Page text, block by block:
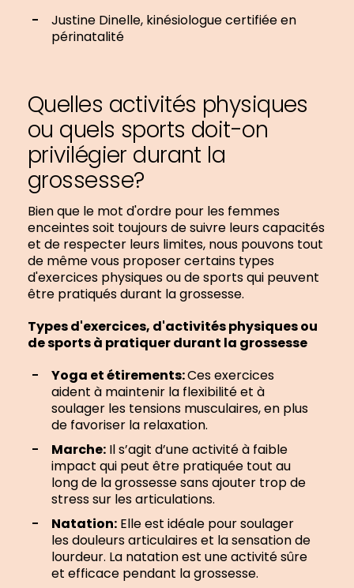
Justine Dinelle, kinésiologue certifiée en
périnatalité
Quelles activités physiques
ou quels sports doit-on
privilégier durant la
grossesse?
Bien que le mot d'ordre pour les femmes
enceintes soit toujours de suivre leurs capacités
et de respecter leurs limites, nous pouvons tout
de même vous proposer certains types
d'exercices physiques ou de sports qui peuvent
être pratiqués durant la grossesse.
Types d'exercices, d'activités physiques ou
de sports à pratiquer durant la grossesse
Yoga et étirements:Ces exercices
aident à maintenir la flexibilité et à
soulager les tensions musculaires, en plus
de favoriser la relaxation.
Marche: Il s’agit d’une activité à faible
impact qui peut être pratiquée tout au
long de la grossesse sans ajouter trop de
stress sur les articulations.
Natation: Elle est idéale pour soulager
les douleurs articulaires et la sensation de
lourdeur. La natation est une activité sûre
et efficace pendant la grossesse.